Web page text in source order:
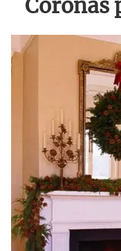
Coronas